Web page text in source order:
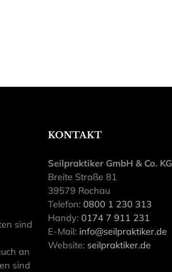
sind
an
sind
KONTAKT
Seilpraktiker GmbH & Co. KG
Breite Straße 81
39579 Rochau
Telefon: 0800 1 230 313
Handy: 0174 7 911 231
E-Mail: info@seilpraktiker.de
Website: seilpraktiker.de